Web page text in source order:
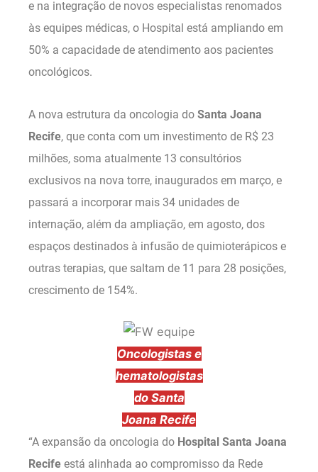
e na integração de novos especialistas renomados
às equipes médicas, o Hospital está ampliando em
50% a capacidade de atendimento aos pacientes
oncológicos.
A nova estrutura da oncologia do Santa Joana
Recife, que conta com um investimento de R$ 23
milhões, soma atualmente 13 consultórios
exclusivos na nova torre, inaugurados em março, e
passará a incorporar mais 34 unidades de
internação, além da ampliação, em agosto, dos
espaços destinados à infusão de quimioterápicos e
outras terapias, que saltam de 11 para 28 posições,
crescimento de 154%.
Oncologistas e
hematologistas
do Santa
Joana Recife
“A expansão da oncologia do Hospital Santa Joana
Recife está alinhada ao compromisso da Rede